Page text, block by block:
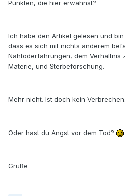
Punkten, die hier erwähnst?
Ich habe den Artikel gelesen und
dass es sich mit nichts anderem
Nahtoderfahrungen, dem Verhältnis
Materie, und Sterbeforschung.
Mehr nicht. Ist doch kein Verbrechen.
Oder hast du Angst vor dem Tod?
Grüße